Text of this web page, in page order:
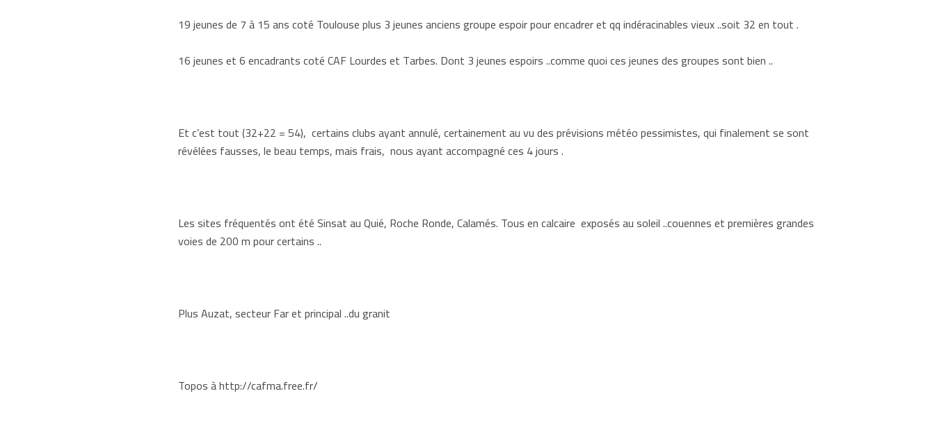
19 jeunes de 7 à 15 ans coté Toulouse plus 3 jeunes anciens groupe espoir pour encadrer et qq indéracinables vieux ..soit 32 en tout .
16 jeunes et 6 encadrants coté CAF Lourdes et Tarbes. Dont 3 jeunes espoirs ..comme quoi ces jeunes des groupes sont bien ..
Et c’est tout (32+22 = 54), certains clubs ayant annulé, certainement au vu des prévisions météo pessimistes, qui finalement se sont
révélées fausses, le beau temps, mais frais, nous ayant accompagné ces 4 jours .
Les sites fréquentés ont été Sinsat au Quié, Roche Ronde, Calamés. Tous en calcaire exposés au soleil ..couennes et premières grandes
voies de 200 m pour certains ..
Plus Auzat, secteur Far et principal ..du granit
Topos àhttp://cafma.free.fr/